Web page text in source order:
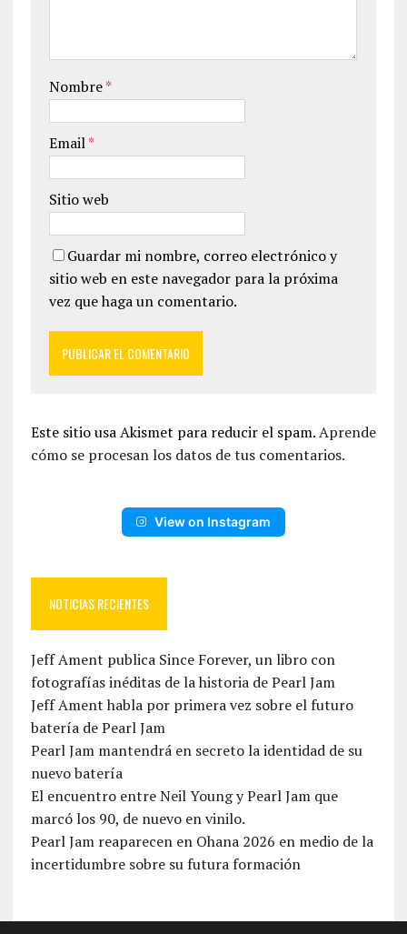
Nombre*
Email*
Sitio web
Guardar mi nombre, correo electrónico y
sitio web en este navegador para la próxima
vez que haga un comentario.
Este sitio usa Akismet para reducir el spam.Aprende
cómo se procesan los datos de tus comentarios.
View on Instagram
NOTICIAS RECIENTES
Jeff Ament publica Since Forever, un libro con
fotografías inéditas de la historia de Pearl Jam
Jeff Ament habla por primera vez sobre el futuro
batería de Pearl Jam
Pearl Jam mantendrá en secreto la identidad de su
nuevo batería
El encuentro entre Neil Young y Pearl Jam que
marcó los 90, de nuevo en vinilo.
Pearl Jam reaparecen en Ohana 2026 en medio de la
incertidumbre sobre su futura formación